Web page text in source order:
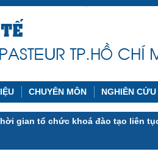
CHUYÊN MÔN NGHIÊN
gian tổ chức khoá đào tạo liên